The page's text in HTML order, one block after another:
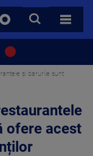
CAUTA
TOATE
și barurile sunt
ofere acest